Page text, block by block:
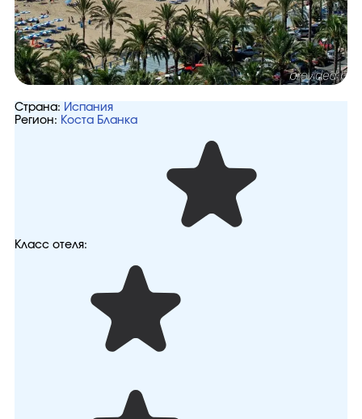
Страна: Испания
Регион: Коста Бланка
Класс отеля: